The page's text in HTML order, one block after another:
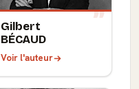
Gilbert
BÉCAUD
Voir l'auteur